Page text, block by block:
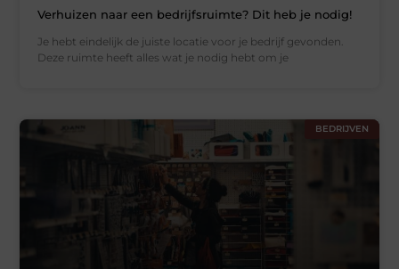
Verhuizen naar een bedrijfsruimte? Dit heb je nodig!
Je hebt eindelijk de juiste locatie voor je bedrijf gevonden.
Deze ruimte heeft alles wat je nodig hebt om je
BEDRIJVEN